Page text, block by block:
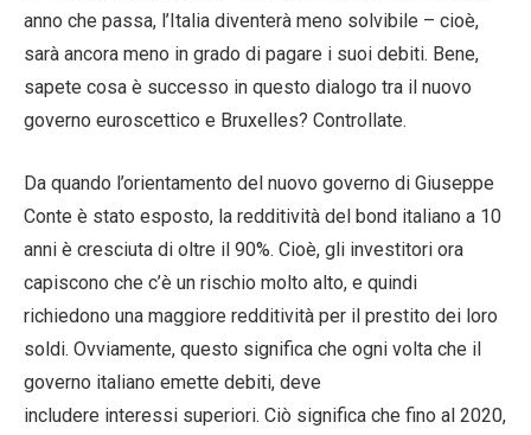
anno che passa, l’Italia diventerà meno solvibile – cioè,
sarà ancora meno in grado di pagare i suoi debiti. Bene,
sapete cosa è successo in questo dialogo tra il nuovo
governo euroscettico e Bruxelles? Controllate.
Da quando l’orientamento del nuovo governo di Giuseppe
Conte è stato esposto, la redditività del bond italiano a 10
anni è cresciuta di oltre il 90%. Cioè, gli investitori ora
capiscono che c’è un rischio molto alto, e quindi
richiedono una maggiore redditività per il prestito dei loro
soldi. Ovviamente, questo significa che ogni volta che il
governo italiano emette debiti, deve
includere interessi superiori. Ciò significa che fino al 2020,